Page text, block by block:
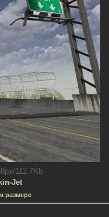
112.7Kb
Jet
размере